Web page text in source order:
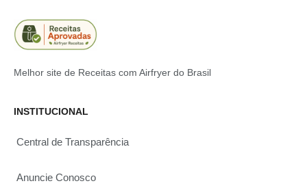
Melhor site de Receitas com Airfryer do Brasil
INSTITUCIONAL
Central de Transparência
Anuncie Conosco